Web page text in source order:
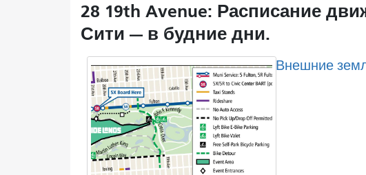
28 19th Avenue: Расписание
Сити — в будние дни.
Внешние